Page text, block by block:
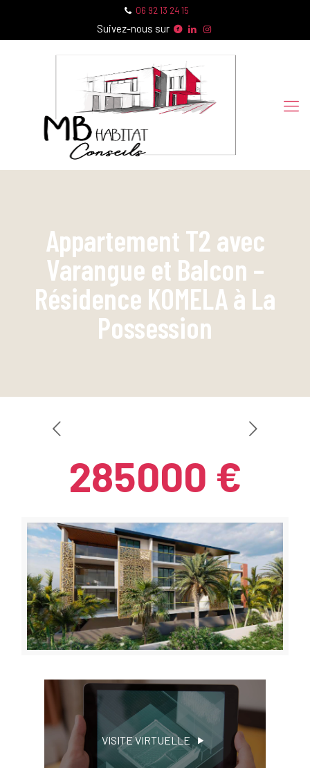
06 92 13 24 15
Suivez-nous sur
Appartement T2 avec
Varangue et Balcon –
Résidence KOMELA à La
Possession
285000 €
VISITE VIRTUELLE